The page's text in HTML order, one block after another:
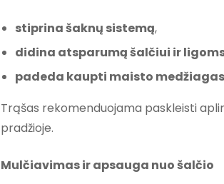
stiprina šaknų sistemą,
didina atsparumą šalčiui ir
padeda kaupti maisto medžiagas
Trąšas rekomenduojama paskleisti
pradžioje.
Mulčiavimas ir apsauga nuo šalčio